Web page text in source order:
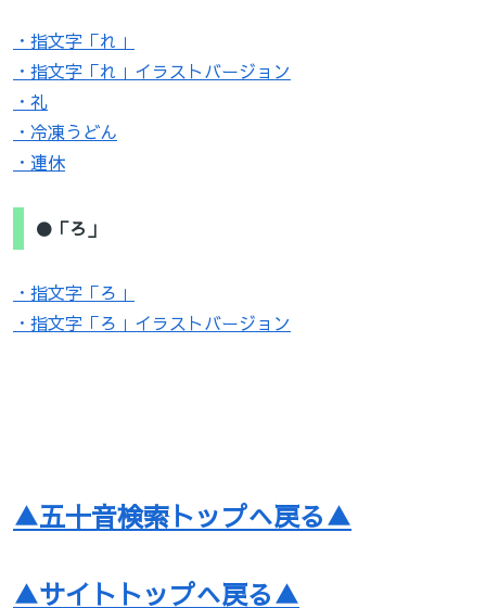
・指文字「れ」
・指文字「れ」イラストバージョン
・礼
・冷凍うどん
・連休
●「ろ」
・指文字「ろ」
・指文字「ろ」イラストバージョン
▲五十音検索トップへ戻る▲
▲サイトトップへ戻る▲